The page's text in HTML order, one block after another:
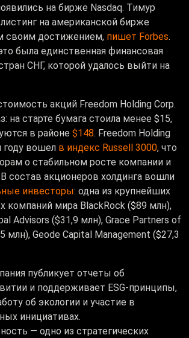
на бирже Nasdaq. Тимур
на американской бирже
достижением, пишет Forbes.
была единственная финансовая
СНГ, которой удалось выйти на
акций Freedom Holding Corp.
на старте бумага стоила менее $15,
в районе $148. Freedom Holding
году вошел в индекс Russell 3000, что
о стабильном росте компании и
состав акционеров холдинга вошли
инвесторы: одна из крупнейших
компаний мира BlackRock ($89 млн),
Advisors ($31,9 млн), Grace Partners of
млн), Geode Capital Management ($27,3
публикует отчеты об
и поддерживает ESG-принципы,
об экологии и участие в
инициативах.
— одно из стратегических